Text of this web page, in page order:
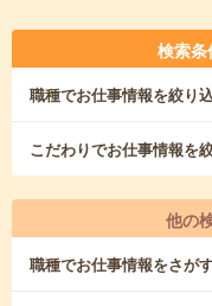
検索
職種でお仕事情報を絞り
こだわりでお仕事情報を
他の
職種でお仕事情報をさが